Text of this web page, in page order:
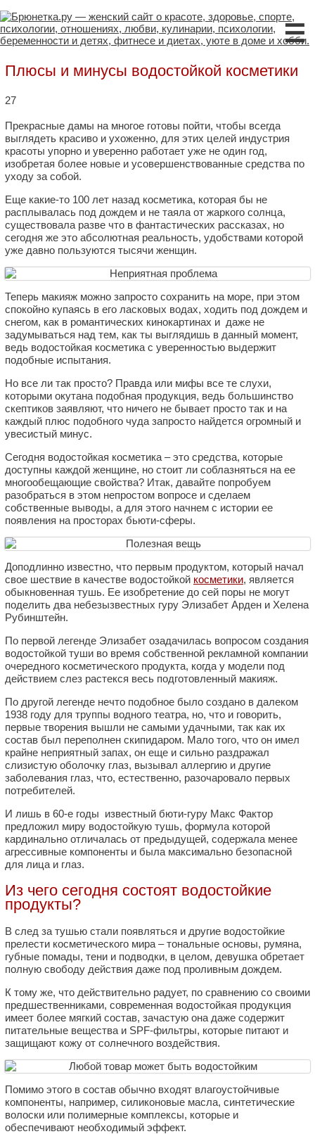
☰
Плюсы и минусы водостойкой косметики
27
Прекрасные дамы на многое готовы пойти, чтобы всегда
выглядеть красиво и ухоженно, для этих целей индустрия
красоты упорно и уверенно работает уже не один год,
изобретая более новые и усовершенствованные средства по
уходу за собой.
Еще какие-то 100 лет назад косметика, которая бы не
расплывалась под дождем и не таяла от жаркого солнца,
существовала разве что в фантастических рассказах, но
сегодня же это абсолютная реальность, удобствами которой
уже давно пользуются тысячи женщин.
Теперь макияж можно запросто сохранить на море, при этом
спокойно купаясь в его ласковых водах, ходить под дождем и
снегом, как в романтических кинокартинах и даже не
задумываться над тем, как ты выглядишь в данный момент,
ведь водостойкая косметика с уверенностью выдержит
подобные испытания.
Но все ли так просто? Правда или мифы все те слухи,
которыми окутана подобная продукция, ведь большинство
скептиков заявляют, что ничего не бывает просто так и на
каждый плюс подобного чуда запросто найдется огромный и
увесистый минус.
Сегодня водостойкая косметика – это средства, которые
доступны каждой женщине, но стоит ли соблазняться на ее
многообещающие свойства? Итак, давайте попробуем
разобраться в этом непростом вопросе и сделаем
собственные выводы, а для этого начнем с истории ее
появления на просторах бьюти-сферы.
Доподлинно известно, что первым продуктом, который начал
свое шествие в качестве водостойкой косметики, является
обыкновенная тушь. Ее изобретение до сей поры не могут
поделить два небезызвестных гуру Элизабет Арден и Хелена
Рубинштейн.
По первой легенде Элизабет озадачилась вопросом создания
водостойкой туши во время собственной рекламной компании
очередного косметического продукта, когда у модели под
действием слез растекся весь подготовленный макияж.
По другой легенде нечто подобное было создано в далеком
1938 году для труппы водного театра, но, что и говорить,
первые творения вышли не самыми удачными, так как их
состав был переполнен скипидаром. Мало того, что он имел
крайне неприятный запах, он еще и сильно раздражал
слизистую оболочку глаз, вызывал аллергию и другие
заболевания глаз, что, естественно, разочаровало первых
потребителей.
И лишь в 60-е годы известный бюти-гуру Макс Фактор
предложил миру водостойкую тушь, формула которой
кардинально отличалась от предыдущей, содержала менее
агрессивные компоненты и была максимально безопасной
для лица и глаз.
Из чего сегодня состоят водостойкие
продукты?
В след за тушью стали появляться и другие водостойкие
прелести косметического мира – тональные основы, румяна,
губные помады, тени и подводки, в целом, девушка обретает
полную свободу действия даже под проливным дождем.
К тому же, что действительно радует, по сравнению со своими
предшественниками, современная водостойкая продукция
имеет более мягкий состав, зачастую она даже содержит
питательные вещества и SPF-фильтры, которые питают и
защищают кожу от солнечного воздействия.
Помимо этого в состав обычно входят влагоустойчивые
компоненты, например, силиконовые масла, синтетические
волоски или полимерные комплексы, которые и
обеспечивают необходимый эффект.